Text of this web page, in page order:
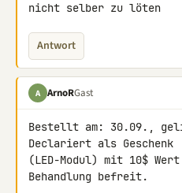
nicht selber zu löten
Antwort
A ArnoRGast
Bestellt am: 30.09.,
Declariert als Geschenk
(LED-Modul) mit 10$
Behandlung befreit.